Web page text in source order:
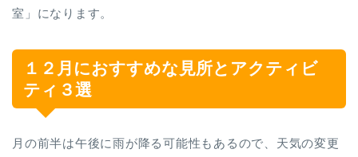
室」になります。
１２月におすすめな見所とアクティビ
ティ３選
月の前半は午後に雨が降る可能性もあるので、天気の変更